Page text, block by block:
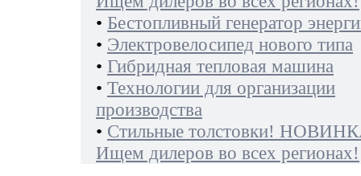
• Бестопливный генератор
• Электровелосипед нового типа
• Гибридная тепловая машина
• Технологии для организации
производства
• Стильные толстовки!
Ищем дилеров во всех регионах!